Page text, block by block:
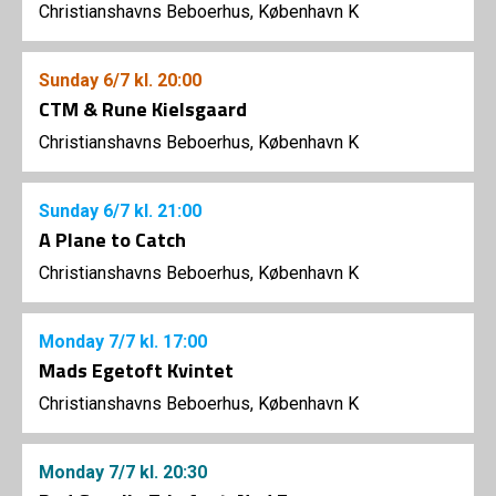
Christianshavns Beboerhus, København K
Sunday 6/7 kl. 20:00
CTM & Rune Kielsgaard
Christianshavns Beboerhus, København K
Sunday 6/7 kl. 21:00
A Plane to Catch
Christianshavns Beboerhus, København K
Monday 7/7 kl. 17:00
Mads Egetoft Kvintet
Christianshavns Beboerhus, København K
Monday 7/7 kl. 20:30